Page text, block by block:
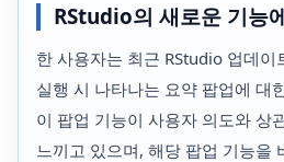
RStudio의 새로운 기능
한 사용자는 최근 RStudio 업데이
실행 시 나타나는 요약 팝업에 대
이 팝업 기능이 사용자 의도와 상
느끼고 있으며, 해당 팝업 기능을